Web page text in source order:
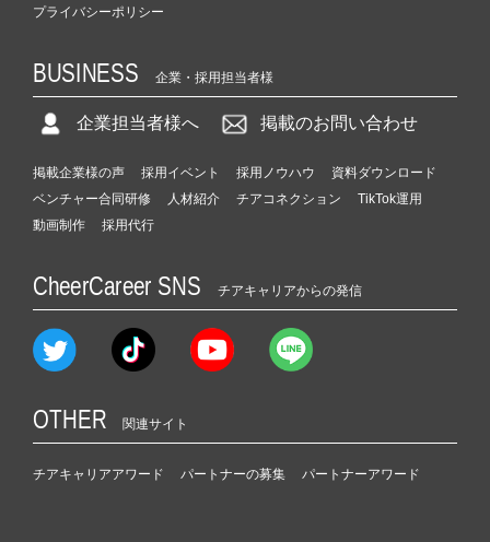
プライバシーポリシー
BUSINESS 企業・採用担当者様
企業担当者様へ 掲載のお問い合わせ
掲載企業様の声 採用イベント 採用ノウハウ
資料ダウンロード
ベンチャー合同研修
人材紹介 チアコネクション
TikTok運用
動画制作
採用代行
CheerCareer SNS チアキャリアからの発信
OTHER 関連サイト
チアキャリアアワード パートナーの募集 パートナーアワード